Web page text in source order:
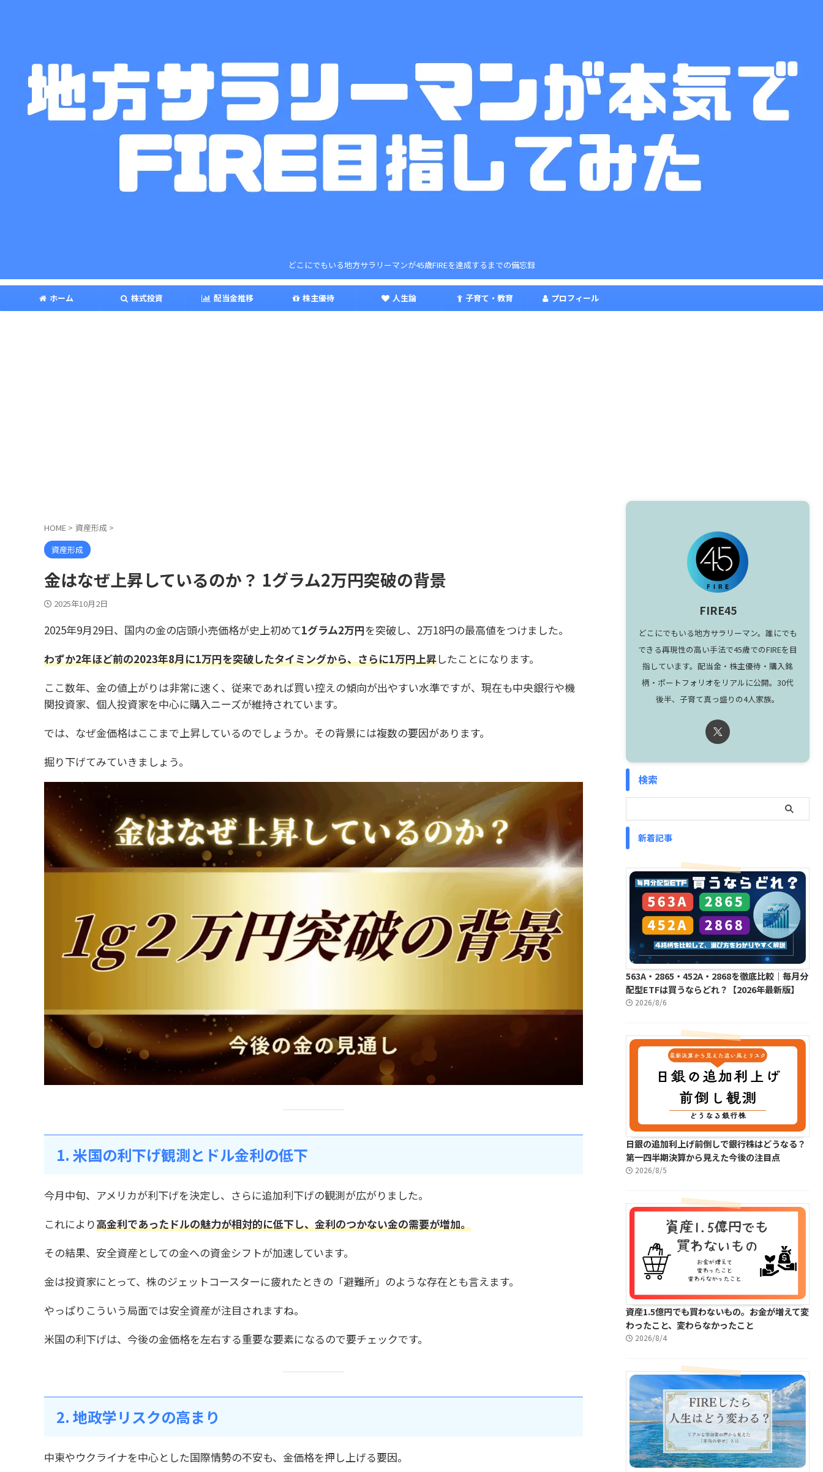
どこにでもいる地方サラリーマンが45歳FIREを達成するまでの備忘録
ホーム 株式投資 配当金推移 株主優待 人生論 子育て・教育 プロフィール
HOME > 資産形成 >
資産形成
金はなぜ上昇しているのか？ 1グラム2万円突破の背景
2025年10月2日
2025年9月29日、国内の金の店頭小売価格が史上初めて1グラム2万円を突破し、2万18円の最高値をつけました。
わずか2年ほど前の2023年8月に1万円を突破したタイミングから、さらに1万円上昇したことになります。
ここ数年、金の値上がりは非常に速く、従来であれば買い控えの傾向が出やすい水準ですが、現在も中央銀行や機
関投資家、個人投資家を中心に購入ニーズが維持されています。
では、なぜ金価格はここまで上昇しているのでしょうか。その背景には複数の要因があります。
掘り下げてみていきましょう。
1. 米国の利下げ観測とドル金利の低下
今月中旬、アメリカが利下げを決定し、さらに追加利下げの観測が広がりました。
これにより高金利であったドルの魅力が相対的に低下し、金利のつかない金の需要が増加。
その結果、安全資産としての金への資金シフトが加速しています。
金は投資家にとって、株のジェットコースターに疲れたときの「避難所」のような存在とも言えます。
やっぱりこういう局面では安全資産が注目されますね。
米国の利下げは、今後の金価格を左右する重要な要素になるので要チェックです。
2. 地政学リスクの高まり
中東やウクライナを中心とした国際情勢の不安も、金価格を押し上げる要因。
FIRE45
どこにでもいる地方サラリーマン。誰にでも
できる再現性の高い手法で45歳でのFIREを目
指しています。配当金・株主優待・購入銘
柄・ポートフォリオをリアルに公開。30代
後半、子育て真っ盛りの4人家族。
検索
新着記事
563A・2865・452A・2868を徹底比較｜毎月分
配型ETFは買うならどれ？【2026年最新版】
2026/8/6
日銀の追加利上げ前倒しで銀行株はどうなる？
第一四半期決算から見えた今後の注目点
2026/8/5
資産1.5億円でも買わないもの。お金が増えて変
わったこと、変わらなかったこと
2026/8/4